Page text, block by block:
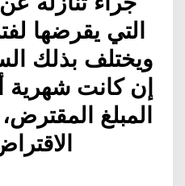
التي يقرضها
ويختلف بذلك
إن كانت
المبلغ